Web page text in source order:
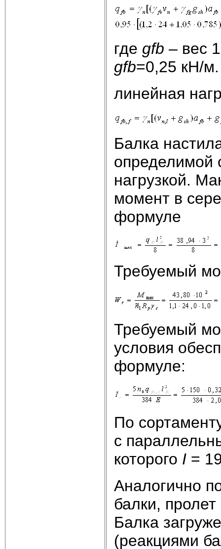
где gfb – вес
gfb=0,25 кН/м.
линейная
Балка
определимой
нагрузкой.
момент в
формуле
Требуемый
Требуемый
условия
формуле:
По
с
которого I =
Аналогично
балки,
Балка
(реакциями